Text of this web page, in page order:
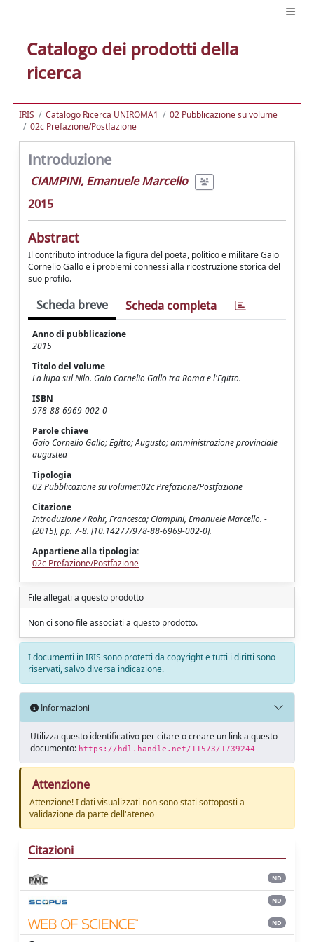
Catalogo dei prodotti della
ricerca
IRIS Catalogo Ricerca UNIROMA1
02 Pubblicazione su volume
02c Prefazione/Postfazione
Introduzione
CIAMPINI, Emanuele Marcello
2015
Abstract
Il contributo introduce la figura del poeta, politico e militare Gaio
Cornelio Gallo e i problemi connessi alla ricostruzione storica del
suo profilo.
Scheda breve Scheda completa
Anno di pubblicazione
2015
Titolo del volume
La lupa sul Nilo. Gaio Cornelio Gallo tra Roma e l'Egitto.
ISBN
978-88-6969-002-0
Parole chiave
Gaio Cornelio Gallo; Egitto; Augusto; amministrazione provinciale
augustea
Tipologia
02 Pubblicazione su volume::02c Prefazione/Postfazione
Citazione
Introduzione / Rohr, Francesca; Ciampini, Emanuele Marcello. -
(2015), pp. 7-8. [10.14277/978-88-6969-002-0].
Appartiene alla tipologia:
02c Prefazione/Postfazione
File allegati a questo prodotto
Non ci sono file associati a questo prodotto.
I documenti in IRIS sono protetti da copyright e tutti i diritti sono
riservati, salvo diversa indicazione.
Informazioni
Utilizza questo identificativo per citare o creare un link a questo
documento: https://hdl.handle.net/11573/1739244
Attenzione
Attenzione! I dati visualizzati non sono stati sottoposti a
validazione da parte dell'ateneo
Citazioni
ND
ND
ND